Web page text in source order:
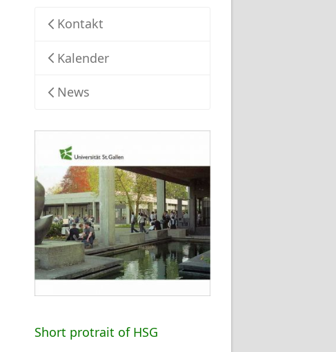
Kontakt
Kalender
News
Short protrait of HSG